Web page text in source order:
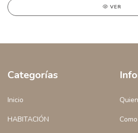
VER
Categorías
Inicio
HABITACIÓN